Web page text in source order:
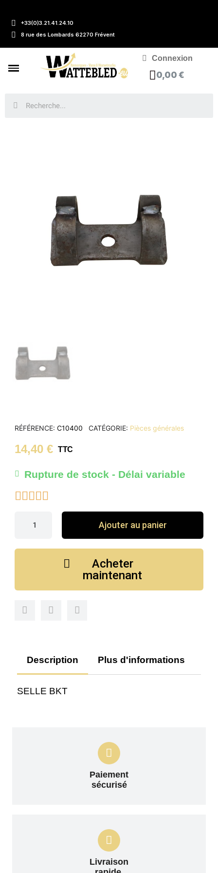
+33(0)3.21.41.24.10
8 rue des Lombards 62270 Frévent
Connexion
0,00 €
RÉFÉRENCE C10400 CATÉGORIE Pièces générales
14,40 € TTC
Rupture de stock - Délai variable

Ajouter au panier
Acheter
maintenant
Description Plus d'informations
SELLE BKT
Paiement
sécurisé
Livraison